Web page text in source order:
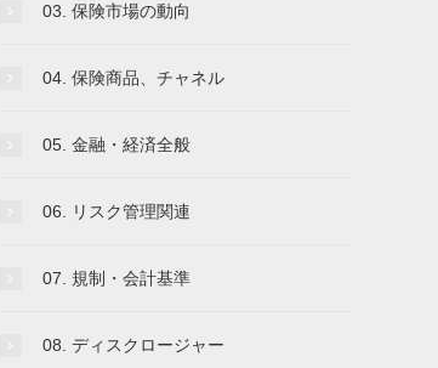
03. 保険市場の動向
04. 保険商品、チャネル
05. 金融・経済全般
06. リスク管理関連
07. 規制・会計基準
08. ディスクロージャー